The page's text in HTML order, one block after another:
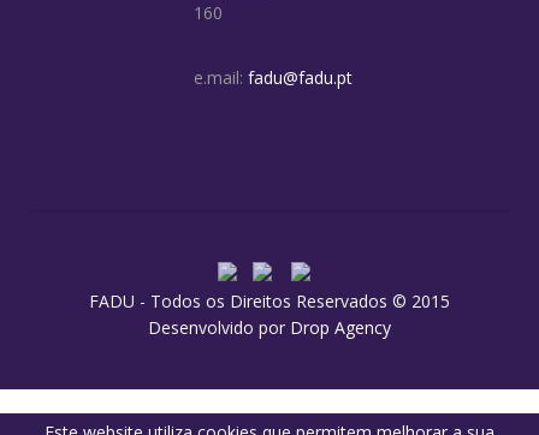
160
e.mail: fadu@fadu.pt
FADU - Todos os Direitos Reservados © 2015
Desenvolvido por Drop Agency